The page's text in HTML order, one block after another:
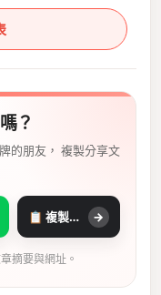
？
的朋友， 複製分享文
📋 複製摘要 →
摘要與網址。